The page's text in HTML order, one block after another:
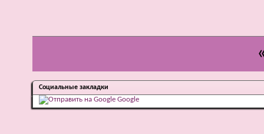
Социальные закладки
Google